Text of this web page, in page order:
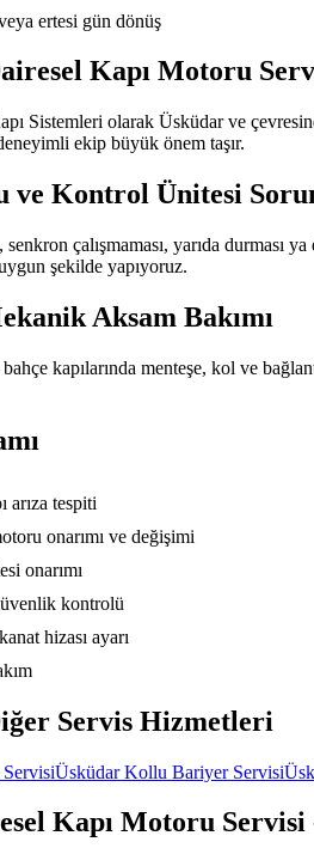
ertesi gün dönüş
Kapı Motoru
Sistemleri olarak Üsküdarve
ekip büyük önem taşır.
ve Kontrol Ünitesi
senkron çalışmaması, yarıda
şekilde yapıyoruz.
Aksam Bakımı
kapılarında menteşe, kol ve
arıza tespiti
onarımı ve değişimi
onarımı
kontrolü
hizası ayarı
Servis Hizmetleri
Üsküdar Kollu Bariyer Servisi
Kapı Motoru Servisi